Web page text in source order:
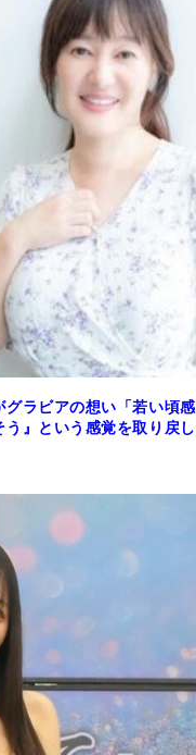
ラビアの想い「若い頃感
』という感覚を取り戻し